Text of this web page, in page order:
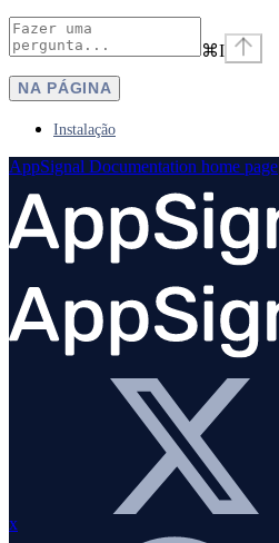
⌘I
NA PÁGINA
Instalação
AppSignal Documentation home page
x